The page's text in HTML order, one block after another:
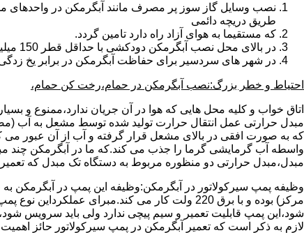
طریق دریچه دائمی
که مستقیما به هوای آزاد راه دارد تامین گردد.
در بالای محل نصب آبگرمکن دودکشی با حداقل قطر 150 میلیمتر تعبیه شده باشد.
در شهر های سردسیر برای حفاظت آبگرمکن در برابر یخ
احتیاط و خطر بزرگ:نصب آبگرمکن در حمام،رخت کن حمام،
اتاق خواب و کلیه محل هایی که هوا در آن جریان ندارد،ممنوع و
مبدل حرارتی عمل انتقال حرارت تولید شده توسط مشعل به آب
که به صورت افقی در بالای مشعل قرار گرفته و آب از آن عبور
واسطه آب گرمایشی گرما را جذب می کند.که ما در آبگرمکن چند
مبدل،مبدل حرارتی دو منظوره مربوط به دستگاه تک مبدل که
وظیفه پمپ سیرکولاتور در آبگرمکن:وظیفه این پمپ در آبگرمکن
مرکز) بوده و با برق 220 ولت کار می
شود،این پمپ قابلیت تعمیر و سیم پیچی ندارد ولی باید سرویس
لازم به ذکر است که تعمیر آبگرمکن در پمپ سیرکولاتور حائز